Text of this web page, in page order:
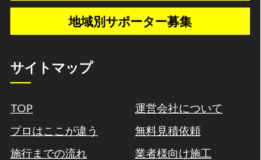
地域別サポーター募集
サイトマップ
TOP
プロはここが違う
施行までの流れ
運営会社について
無料見積依頼
業者様向け施工